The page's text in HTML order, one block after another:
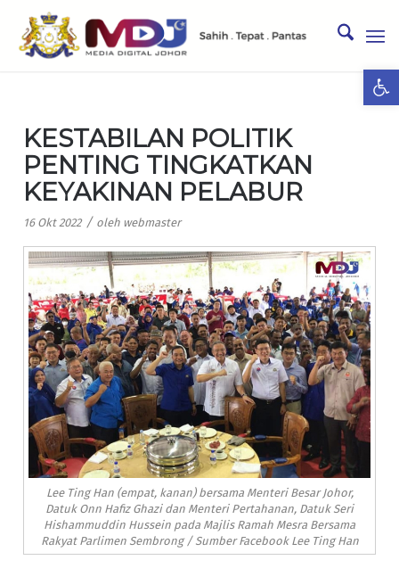
KESTABILAN POLITIK
PENTING TINGKATKAN
KEYAKINAN PELABUR
16 Okt 2022 / oleh webmaster
Lee Ting Han (empat, kanan) bersama Menteri Besar Johor,
Datuk Onn Hafiz Ghazi dan Menteri Pertahanan, Datuk Seri
Hishammuddin Hussein pada Majlis Ramah Mesra Bersama
Rakyat Parlimen Sembrong / Sumber Facebook Lee Ting Han